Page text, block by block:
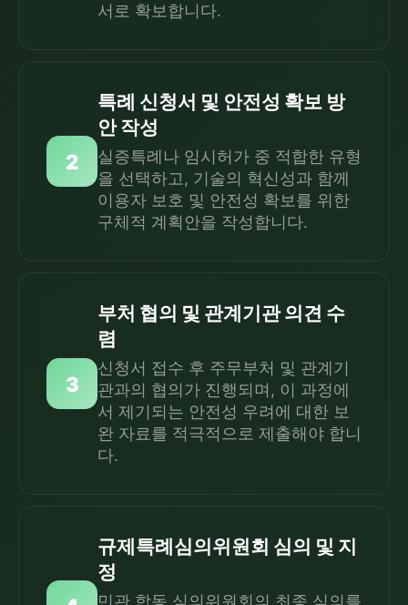
서로 확보합니다.
2
특례 신청서 및 안전성 확보 방
안 작성
실증특례나 임시허가 중 적합한 유형
을 선택하고, 기술의 혁신성과 함께
이용자 보호 및 안전성 확보를 위한
구체적 계획안을 작성합니다.
3
부처 협의 및 관계기관 의견 수
렴
신청서 접수 후 주무부처 및 관계기
관과의 협의가 진행되며, 이 과정에
서 제기되는 안전성 우려에 대한 보
완 자료를 적극적으로 제출해야 합니
다.
규제특례심의위원회 심의 및 지
정
민관 합동 심의위원회의 최종 심의를